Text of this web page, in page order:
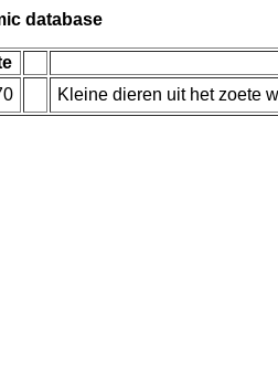
database
Kleine dieren uit het zoete